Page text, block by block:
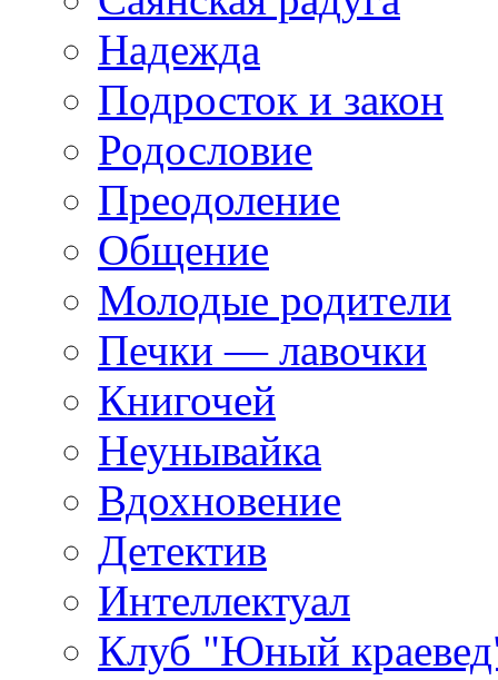
Надежда
Подросток и закон
Родословие
Преодоление
Общение
Молодые родители
Печки — лавочки
Книгочей
Неунывайка
Вдохновение
Детектив
Интеллектуал
Клуб "Юный